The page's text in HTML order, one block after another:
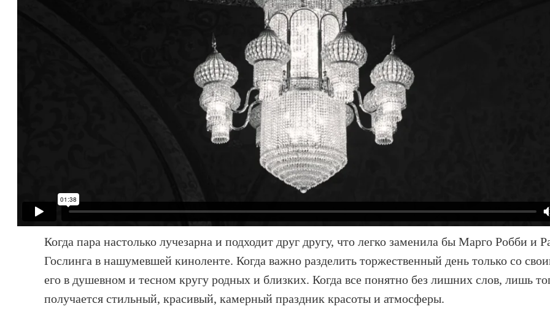
Когда пара настолько лучезарна и подходит друг другу, что легко заменила бы Марго Робби и
Гослинга в нашумевшей киноленте. Когда важно разделить торжественный день только со
его в душевном и тесном кругу родных и близких. Когда все понятно без лишних слов, лишь
получается стильный, красивый, камерный праздник красоты и атмосферы.